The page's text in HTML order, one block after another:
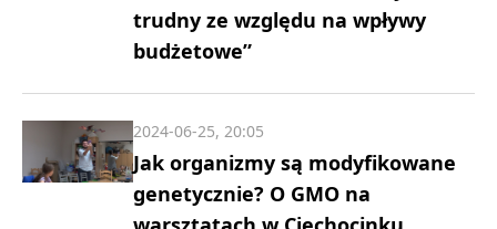
trudny ze względu na wpływy
budżetowe”
Jak organizmy są modyfikowane
genetycznie? O GMO na
2024-06-25, 20:05